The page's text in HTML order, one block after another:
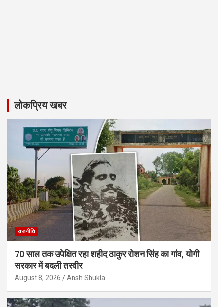
लोकप्रिय खबर
राजनीति
70 साल तक उपेक्षित रहा शहीद ठाकुर रोशन सिंह का गांव, योगी
सरकार में बदली तस्वीर
August 8, 2026 Ansh Shukla